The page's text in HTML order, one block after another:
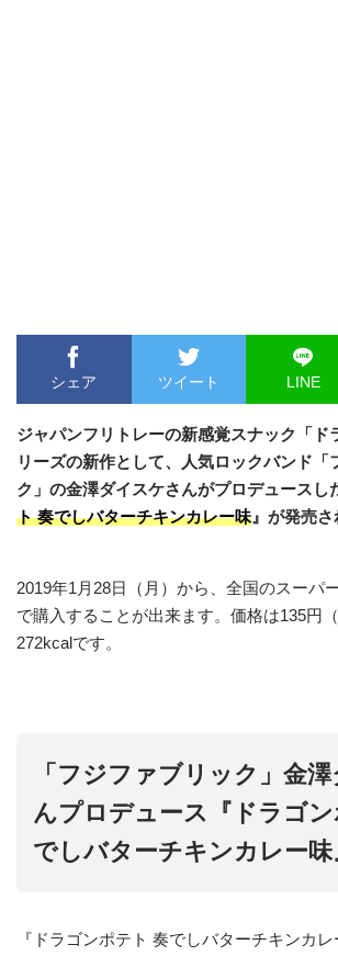
シェア ツイート LINE
ジャパンフリトレーの新感覚スナック「ド
リーズの新作として、
人気ロックバンド「
ク」の金澤ダイスケさんがプロデュースし
ト 奏でしバターチキンカレー味 』が発売さ
2019年1月28日（月）から、全国のスーパ
で購入することが出来ます。価格は135円
272kcalです。
「フジファブリック」金
んプロデュース『ドラゴ
でしバターチキンカレー味
『ドラゴンポテト 奏でしバターチキンカ